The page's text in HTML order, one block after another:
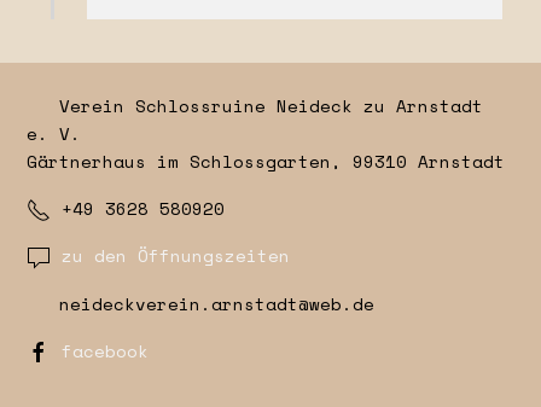
Verein Schlossruine Neideck zu Arnstadt
e. V.
Gärtnerhaus im Schlossgarten, 99310 Arnstadt
+49 3628 580920
zu den Öffnungszeiten
neideckverein.arnstadt@web.de
facebook